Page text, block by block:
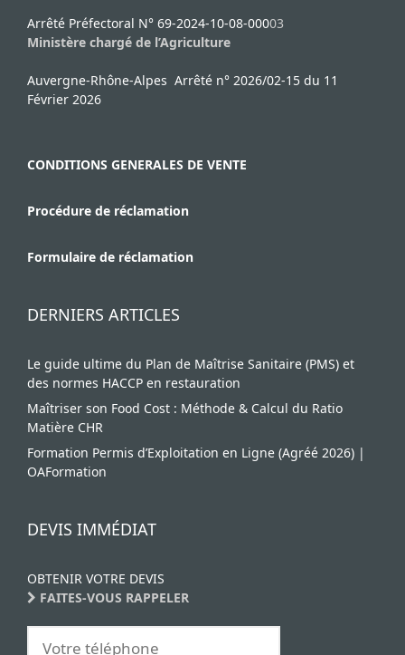
Arrêté Préfectoral N° 69-2024-10-08-00003
Ministère chargé de l’Agriculture
Auvergne-Rhône-Alpes Arrêté n° 2026/02-15 du 11
Février 2026
CONDITIONS GENERALES DE VENTE
Procédure de réclamation
Formulaire de réclamation
DERNIERS ARTICLES
Le guide ultime du Plan de Maîtrise Sanitaire (PMS) et
des normes HACCP en restauration
Maîtriser son Food Cost : Méthode & Calcul du Ratio
Matière CHR
Formation Permis d’Exploitation en Ligne (Agréé 2026) |
OAFormation
DEVIS IMMÉDIAT
OBTENIR VOTRE DEVIS
FAITES-VOUS RAPPELER